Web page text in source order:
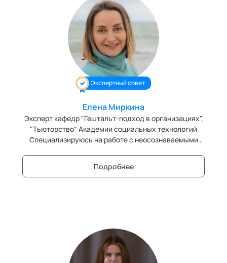
Экспертный совет
Елена Миркина
Эксперт кафедр "Гештальт-подход в организациях",
"Тьюторство" Академии социальных технологий
Специализируюсь на работе с неосознаваемыми
Подробнее